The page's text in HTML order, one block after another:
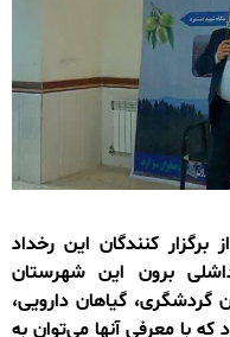
برگزار کنندگان این رخداد
برون این شهرستان
گیاهان دارویی،
با معرفی آنها می‌توان به